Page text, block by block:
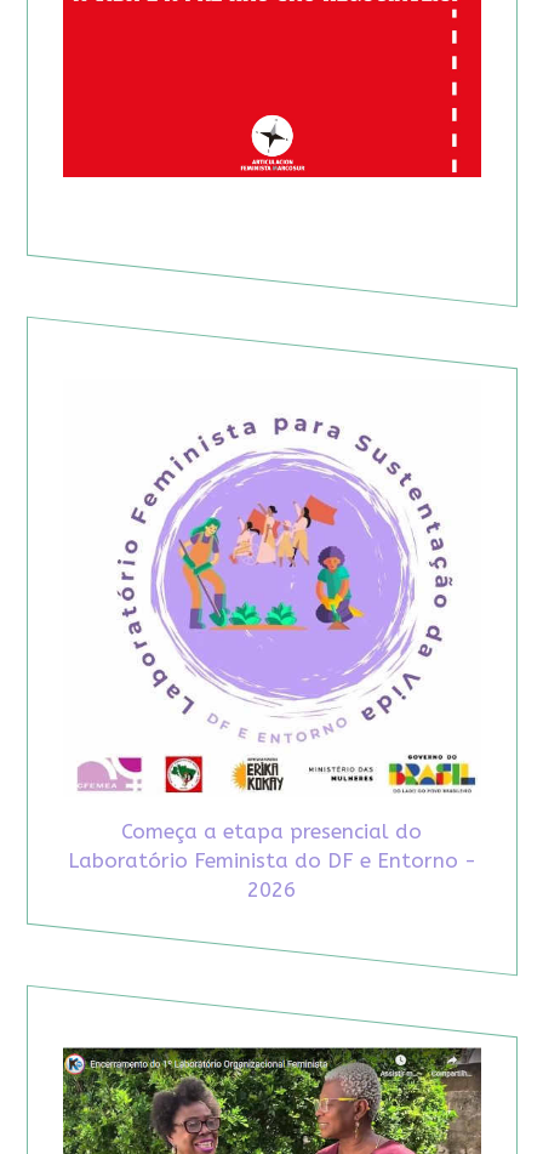
Começa a etapa presencial do
Laboratório Feminista do DF e Entorno -
2026